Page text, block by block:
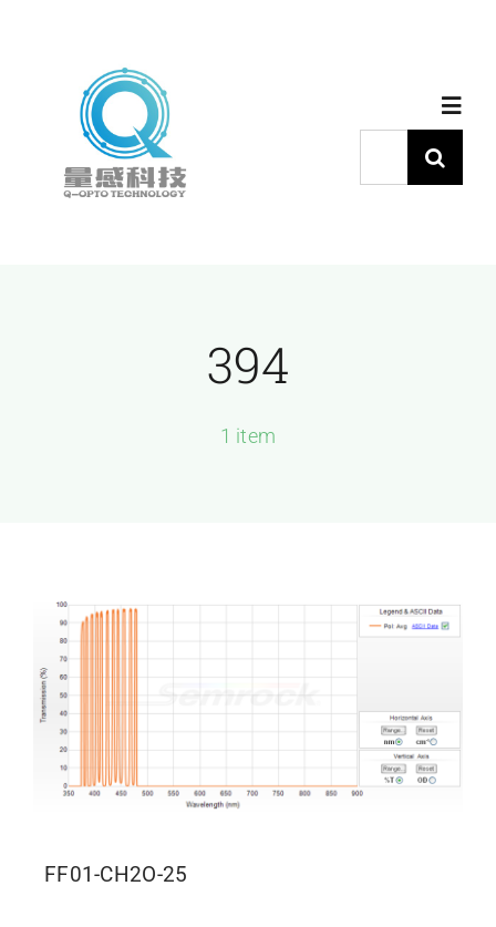
关于量感
联系我们
索：
394
1 item
FF01-CH2O-25